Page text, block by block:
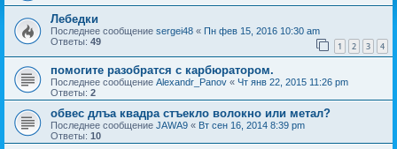
Лебедки
Последнее сообщение sergei48 « Пн фев 15, 2016 10:30 am
Ответы: 49 1 2 3 4
помогите разобратся с карбюратором.
Последнее сообщение Alexandr_Panov « Чт янв 22, 2015 11:26 pm
Ответы: 2
обвес длъа квадра стъекло волокно или метал?
Последнее сообщение JAWA9 « Вт сен 16, 2014 8:39 pm
Ответы: 10